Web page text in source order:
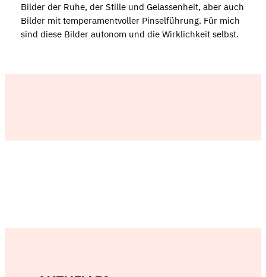
Bilder der Ruhe, der Stille und Gelassenheit, aber auch
Bilder mit temperamentvoller Pinselführung. Für mich
sind diese Bilder autonom und die Wirklichkeit selbst.